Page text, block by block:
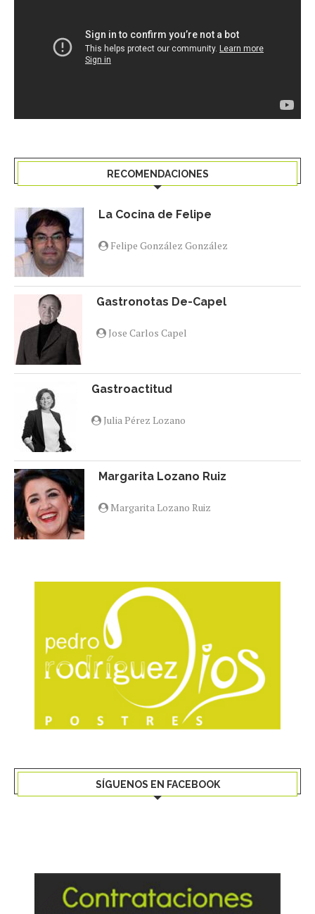
RECOMENDACIONES
La Cocina de Felipe
Felipe González González
Gastronotas De-Capel
Jose Carlos Capel
Gastroactitud
Julia Pérez Lozano
Margarita Lozano Ruiz
Margarita Lozano Ruiz
SÍGUENOS EN FACEBOOK